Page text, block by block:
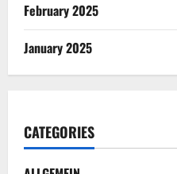
February 2025
January 2025
CATEGORIES